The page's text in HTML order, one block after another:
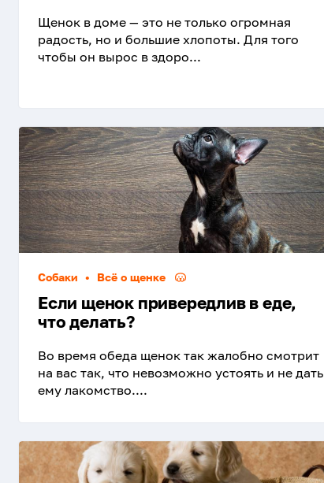
Щенок в доме — это не только огромная
радость, но и большие хлопоты. Для того
чтобы он вырос в здоро...
Собаки • Всё о щенке
Если щенок привередлив в еде,
что делать?
Во время обеда щенок так жалобно смотрит
на вас так, что невозможно устоять и не дать
ему лакомство....